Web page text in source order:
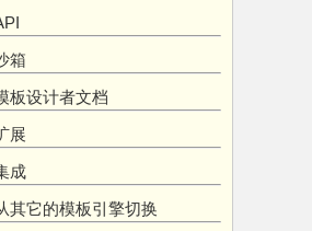
箱
板设计者文档
展
成
其它的模板引擎切换